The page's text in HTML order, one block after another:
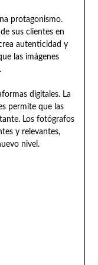
protagonismo.
sus clientes en
autenticidad y
las imágenes
digitales. La
permite que las
Los fotógrafos
y relevantes,
nivel.